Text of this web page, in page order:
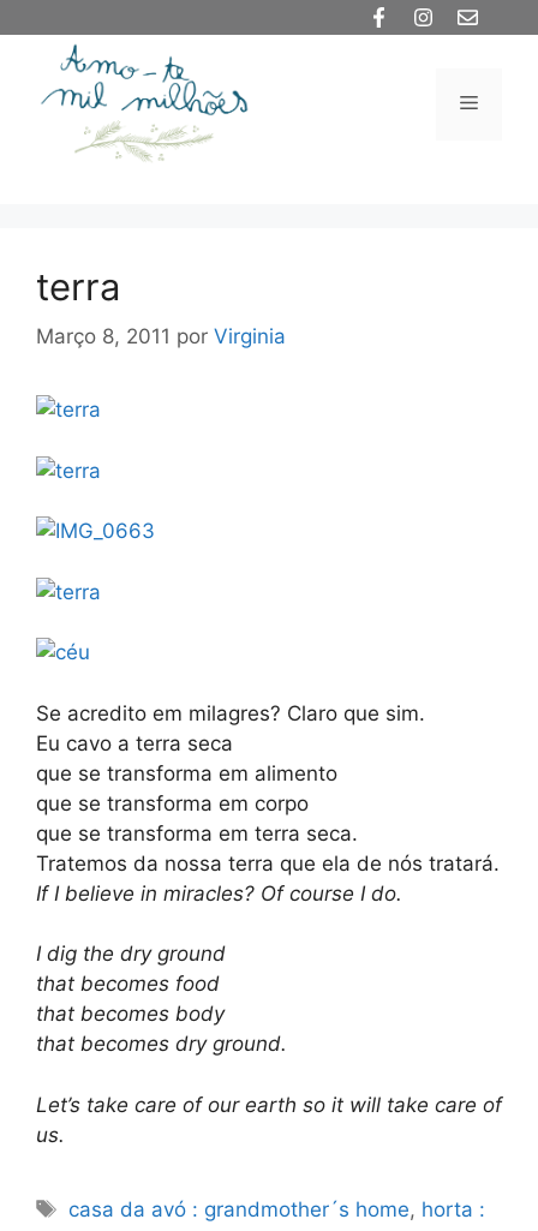
conteúdo
Menu
terra
Março 8, 2011 por Virginia
Se acredito em milagres? Claro que sim.
Eu cavo a terra seca
que se transforma em alimento
que se transforma em corpo
que se transforma em terra seca.
Tratemos da nossa terra que ela de nós tratará.
If I believe in miracles? Of course I do.
I dig the dry ground
that becomes food
that becomes body
that becomes dry ground.
Let’s take care of our earth so it will take care of
us.
Etiquetas
casa da avó : grandmother´s home, horta :